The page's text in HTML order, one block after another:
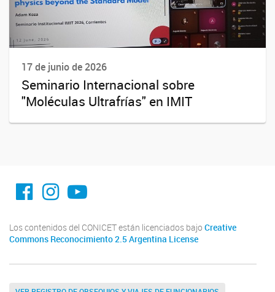
17 de junio de 2026
Seminario Internacional sobre
"Moléculas Ultrafrías" en IMIT
facebook imit.conicet
imit.conicet
Youtube
Los contenidos del CONICET están licenciados bajo Creative
Commons Reconocimiento 2.5 Argentina License